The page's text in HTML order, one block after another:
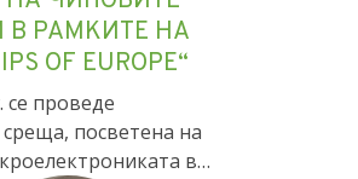
В РАМКИТЕ НА
OF EUROPE“
се проведе
посветена на
в…